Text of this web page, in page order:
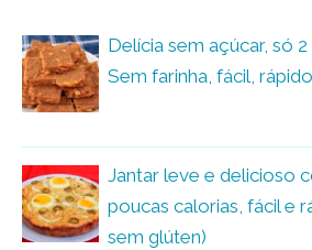
Delícia sem açúcar, só
Sem farinha, fácil,
Jantar leve e delicioso
poucas calorias, fácil e
sem glúten)